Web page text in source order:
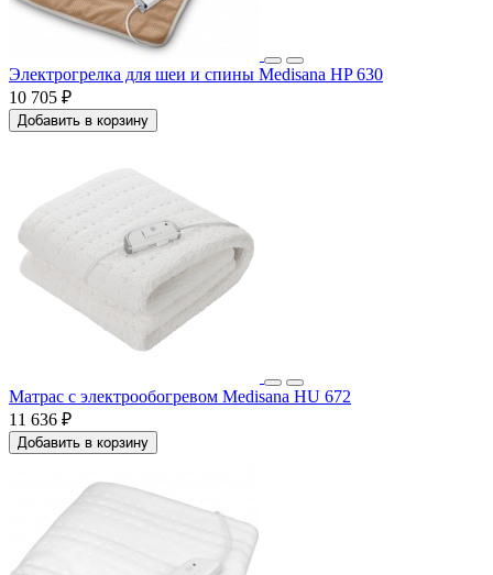
Электрогрелка для шеи и спины Medisana HP 630
10 705 ₽
Добавить в корзину
Матрас с электрообогревом Medisana HU 672
11 636 ₽
Добавить в корзину